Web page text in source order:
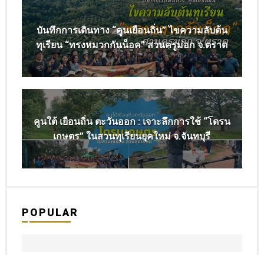
บันทึกการเดินทาง “คูนเยือนถิ่น” ไขความลับต้น
ทุเรียน “ทรงหมวกกันน็อค” สวนครูม่อก จ.ตราด
คูนใต้ เยือนถิ่น ตะวันออก : เจาะลึกการใช้ “โดรน
เกษตร” ในสวนทุเรียนยุคใหม่ จ.จันทบุรี
POPULAR